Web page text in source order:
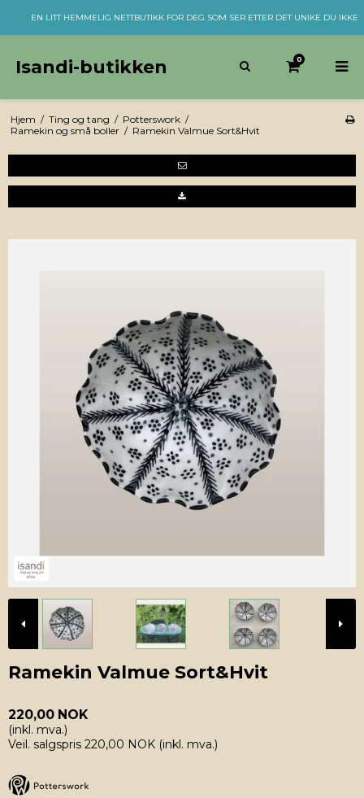
EN LITT HEMMELIG NETTBUTIKK FOR DEG SOM SER ETTER DET UNIKE DU IKKE
Isandi-butikken 0
Hjem / Ting og tang / Potterswork /
Ramekin og små boller / Ramekin Valmue Sort&Hvit
Ramekin Valmue Sort&Hvit
220,00 NOK
(inkl. mva.)
Veil. salgspris 220,00 NOK (inkl. mva.)